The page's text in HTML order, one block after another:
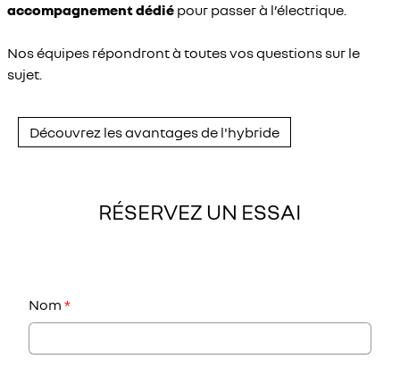
accompagnement dédié pour passer à l’électrique.
Nos équipes répondront à toutes vos questions sur le
sujet.
Découvrez les avantages de l'hybride
RÉSERVEZ UN ESSAI
Nom *